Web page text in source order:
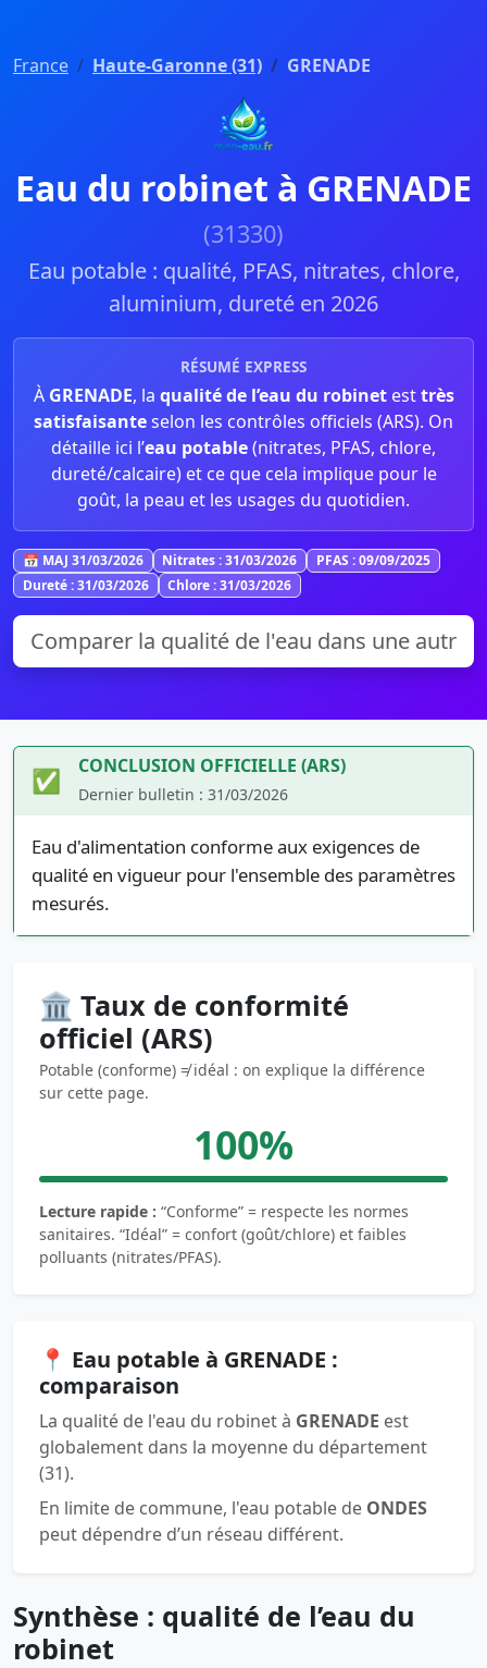
France Haute-Garonne (31) GRENADE
Eau du robinet à GRENADE
(31330)
Eau potable : qualité, PFAS, nitrates, chlore,
aluminium, dureté en 2026
RÉSUMÉ EXPRESS
À GRENADE, la qualité de l’eau du robinetesttrès
satisfaisanteselon les contrôles officiels (ARS). On
détaille ici l’eau potable(nitrates, PFAS, chlore,
dureté/calcaire) et ce que cela implique pour le
goût, la peau et les usages du quotidien.
📅 MAJ 31/03/2026 Nitrates : 31/03/2026
PFAS : 09/09/2025
Dureté : 31/03/2026
Chlore : 31/03/2026
✅ CONCLUSION OFFICIELLE (ARS)
Dernier bulletin : 31/03/2026
Eau d'alimentation conforme aux exigences de
qualité en vigueur pour l'ensemble des paramètres
mesurés.
🏛️ Taux de conformité
officiel (ARS)
Potable (conforme) ≠ idéal : on explique la différence
sur cette page.
100%
Lecture rapide : “Conforme” = respecte les normes
sanitaires. “Idéal” = confort (goût/chlore) et faibles
polluants (nitrates/PFAS).
📍 Eau potable à GRENADE :
comparaison
La qualité de l'eau du robinet à GRENADE est
globalement dans la moyenne du département
(31).
En limite de commune, l'eau potable de ONDES
peut dépendre d’un réseau différent.
Synthèse : qualité de l’eau du
robinet